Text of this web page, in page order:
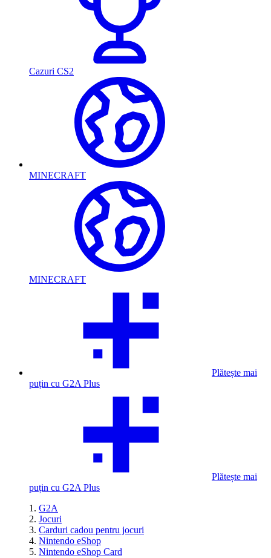
Cazuri CS2
MINECRAFT
MINECRAFT
Plătește mai
puțin cu G2A Plus
Plătește mai
puțin cu G2A Plus
G2A
Jocuri
Carduri cadou pentru jocuri
Nintendo eShop
Nintendo eShop Card